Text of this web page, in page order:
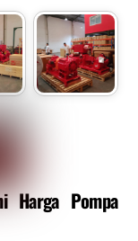
Harga Pompa